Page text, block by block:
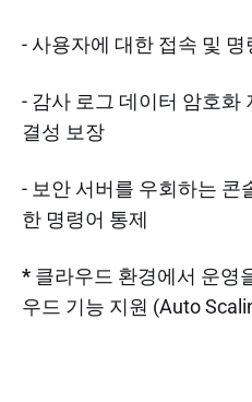
- 사용자에 대한 접속 및 명
- 감사 로그 데이터 암호화
결성 보장
- 보안 서버를 우회하는 콘
한 명령어 통제
* 클라우드 환경에서 운영
우드 기능 지원 (Auto